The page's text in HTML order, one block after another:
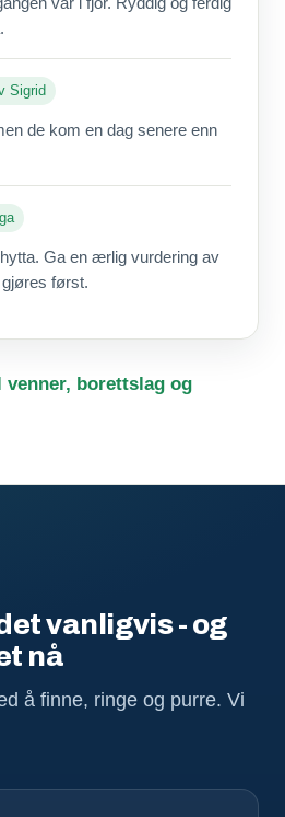
Sigrid
de kom en dag senere enn
Ga en ærlig vurdering av
først.
borettslag og
vanligvis - og
nå
å finne, ringe og purre. Vi